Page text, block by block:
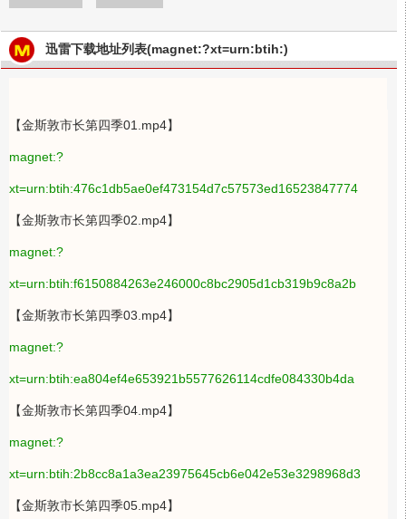
迅雷下载地址列表(magnet:?xt=urn:btih:)
【金斯敦市长第四季01.mp4】
magnet:?
xt=urn:btih:476c1db5ae0ef473154d7c57573ed16523847774
【金斯敦市长第四季02.mp4】
magnet:?
xt=urn:btih:f6150884263e246000c8bc2905d1cb319b9c8a2b
【金斯敦市长第四季03.mp4】
magnet:?
xt=urn:btih:ea804ef4e653921b5577626114cdfe084330b4da
【金斯敦市长第四季04.mp4】
magnet:?
xt=urn:btih:2b8cc8a1a3ea23975645cb6e042e53e3298968d3
【金斯敦市长第四季05.mp4】